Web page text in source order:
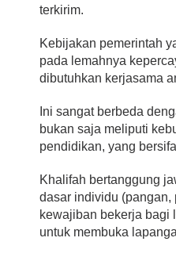
terkirim.
Kebijakan pemerintah
pada lemahnya
dibutuhkan kerjasama
Ini sangat berbeda
bukan saja meliputi
pendidikan, yang
Khalifah bertanggung
dasar individu (pangan,
kewajiban bekerja bagi
untuk membuka